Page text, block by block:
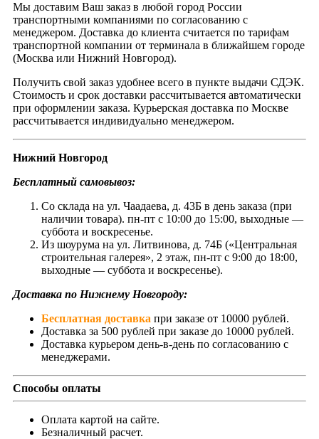
Мы доставим Ваш заказ в любой город России
транспортными компаниями по согласованию с
менеджером. Доставка до клиента считается по тарифам
транспортной компании от терминала в ближайшем городе
(Москва или Нижний Новгород).
Получить свой заказ удобнее всего в пункте выдачи СДЭК.
Стоимость и срок доставки рассчитывается автоматически
при оформлении заказа. Курьерская доставка по Москве
рассчитывается индивидуально менеджером.
Нижний Новгород
Бесплатный самовывоз:
Со склада на ул. Чаадаева, д. 43Б в день заказа (при
наличии товара). пн-пт с 10:00 до 15:00, выходные —
суббота и воскресенье.
Из шоурума на ул. Литвинова, д. 74Б («Центральная
строительная галерея», 2 этаж, пн-пт с 9:00 до 18:00,
выходные — суббота и воскресенье).
Доставка по Нижнему Новгороду:
Бесплатная доставка при заказе от 10000 рублей.
Доставка за 500 рублей при заказе до 10000 рублей.
Доставка курьером день-в-день по согласованию с
менеджерами.
Способы оплаты
Оплата картой на сайте.
Безналичный расчет.